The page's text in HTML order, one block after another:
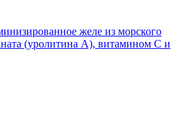
желе из морского
(уролитина А), витамином С и